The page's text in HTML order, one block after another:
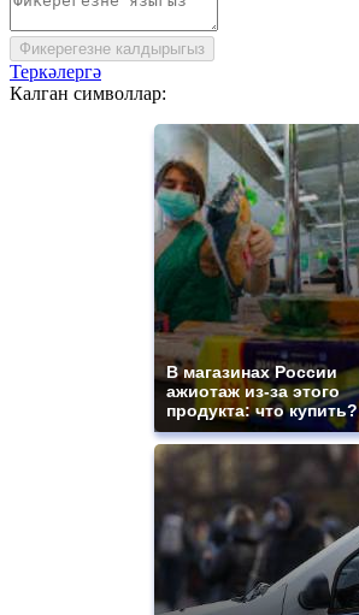
Фикерегезне калдырыгыз
Теркәлергә
Калган символлар:
В магазинах России
ажиотаж из-за этого
продукта: что купить?